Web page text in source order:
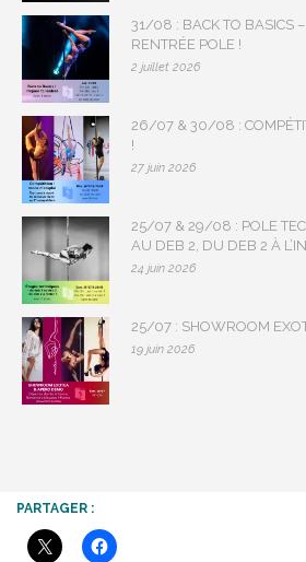
31/08 : BACK TO BASICS –
RENTRÉE POLE !
2 juillet 2026
26/07 & 30/08 :
!
27 juin 2026
25/07 & 29/08 : POLE
AU DEB 2, DU DEB 2 À
24 juin 2026
25/07 : SHOWROOM
19 juin 2026
PARTAGER :